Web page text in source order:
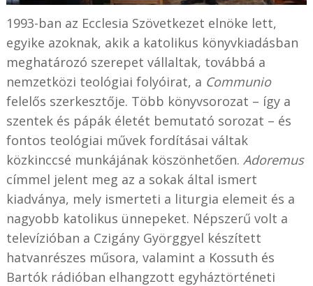
1993-ban az Ecclesia Szövetkezet elnöke lett,
egyike azoknak, akik a katolikus könyvkiadásban
meghatározó szerepet vállaltak, továbbá a
nemzetközi teológiai folyóirat, a Communio
felelős szerkesztője. Több könyvsorozat – így a
szentek és pápák életét bemutató sorozat – és
fontos teológiai művek fordításai váltak
közkinccsé munkájának köszönhetően. Adoremus
címmel jelent meg az a sokak által ismert
kiadványa, mely ismerteti a liturgia elemeit és a
nagyobb katolikus ünnepeket. Népszerű volt a
televízióban a Czigány Györggyel készített
hatvanrészes műsora, valamint a Kossuth és
Bartók rádióban elhangzott egyháztörténeti